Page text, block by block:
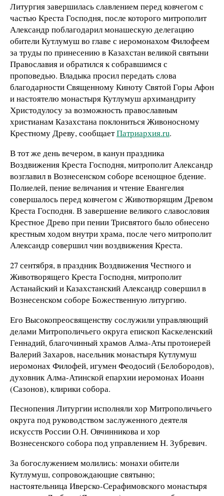
Литургия завершилась славлением перед ковчегом с
частью Креста Господня, после которого митрополит
Александр поблагодарил монашескую делегацию
обители Кутлумуш во главе с иеромонахом Филофеем
за труды по принесению в Казахстан великой святыни
Православия и обратился к собравшимся с
проповедью. Владыка просил передать слова
благодарности Священному Киноту Святой Горы Афон
и настоятелю монастыря Кутлумуш архимандриту
Христодулосу за возможность православным
христианам Казахстана поклониться Живоносному
Крестному Древу, сообщаетПатриархия.ru.
В тот же день вечером, в канун праздника
Воздвижения Креста Господня, митрополит Александр
возглавил в Вознесенском соборе всенощное бдение.
Полиелей, пение величания и чтение Евангелия
совершалось перед ковчегом с Животворящим Древом
Креста Господня. В завершение великого славословия
Крестное Древо при пении Трисвятого было обнесено
крестным ходом внутри храма, после чего митрополит
Александр совершил чин воздвижения Креста.
27 сентября, в праздник Воздвижения Честного и
Животворящего Креста Господня, митрополит
Астанайский и Казахстанский Александр совершил в
Вознесенском соборе Божественную литургию.
Его Высокопреосвященству сослужили управляющий
делами Митрополичьего округа епископ Каскеленский
Геннадий, благочинный храмов Алма-Аты протоиерей
Валерий Захаров, насельник монастыря Кутлумуш
иеромонах Филофей, игумен Феодосий (Белобородов),
духовник Алма-Атинской епархии иеромонах Иоанн
(Сазонов), клирики собора.
Песнопения Литургии исполняли хор Митрополичьего
округа под руководством заслуженного деятеля
искусств России О.Н. Овчинникова и хор
Вознесенского собора под управлением Н. Зубревич.
За богослужением молились: монахи обители
Кутлумуш, сопровождающие святыню;
настоятельница Иверско-Серафимовского монастыря